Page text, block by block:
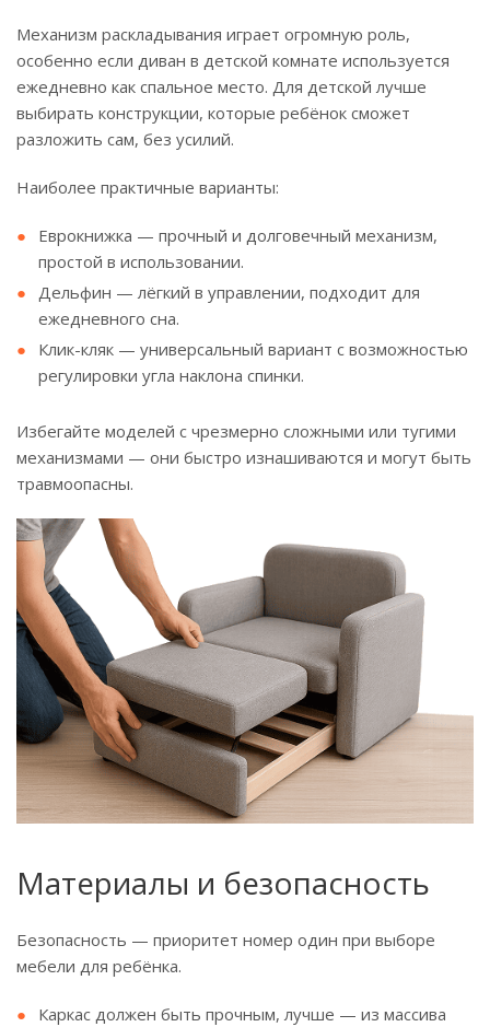
Механизм раскладывания играет огромную роль,
особенно если диван в детской комнате используется
ежедневно как спальное место. Для детской лучше
выбирать конструкции, которые ребёнок сможет
разложить сам, без усилий.
Наиболее практичные варианты:
Еврокнижка — прочный и долговечный механизм,
простой в использовании.
Дельфин — лёгкий в управлении, подходит для
ежедневного сна.
Клик-кляк — универсальный вариант с возможностью
регулировки угла наклона спинки.
Избегайте моделей с чрезмерно сложными или тугими
механизмами — они быстро изнашиваются и могут быть
травмоопасны.
Материалы и безопасность
Безопасность — приоритет номер один при выборе
мебели для ребёнка.
Каркас должен быть прочным, лучше — из массива